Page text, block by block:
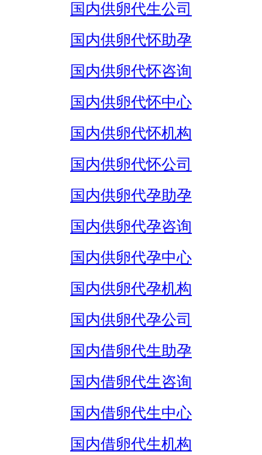
国内供卵代生公司
国内供卵代怀助孕
国内供卵代怀咨询
国内供卵代怀中心
国内供卵代怀机构
国内供卵代怀公司
国内供卵代孕助孕
国内供卵代孕咨询
国内供卵代孕中心
国内供卵代孕机构
国内供卵代孕公司
国内借卵代生助孕
国内借卵代生咨询
国内借卵代生中心
国内借卵代生机构